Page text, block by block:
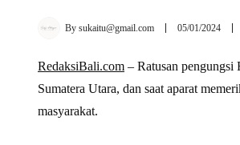
By sukaitu@gmail.com 05/01/2024
RedaksiBali.com – Ratusan
Sumatera Utara, dan saat aparat
masyarakat.